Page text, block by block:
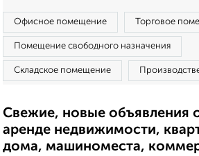
Офисное помещение Торговое
Помещение свободного назначения
Складское помещение
Свежие, новые объявления
аренде недвижимости,
дома, машиноместа,